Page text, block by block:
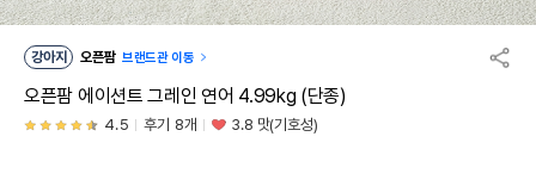
강아지 오픈팜 브랜드관 이동
오픈팜 에이션트 그레인 연어 4.99kg (단종)
4.5 후기 8개 3.8 맛(기호성)